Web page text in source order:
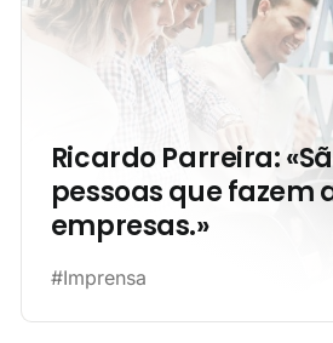
Ricardo Parreira:
pessoas que fazem
empresas.»
#Imprensa